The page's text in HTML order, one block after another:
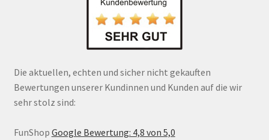
Die aktuellen, echten und sicher nicht gekauften
Bewertungen unserer Kundinnen und Kunden auf die wir
sehr stolz sind:
FunShop Google Bewertung: 4,8 von 5,0